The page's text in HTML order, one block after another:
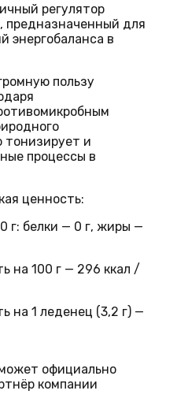
регулятор
предназначенный для
энергобаланса в
пользу
тонизирует и
процессы в
ценность:
г: белки — 0 г, жиры —
на 100 г — 296 ккал /
на 1 леденец (3,2 г) —
официально
компании